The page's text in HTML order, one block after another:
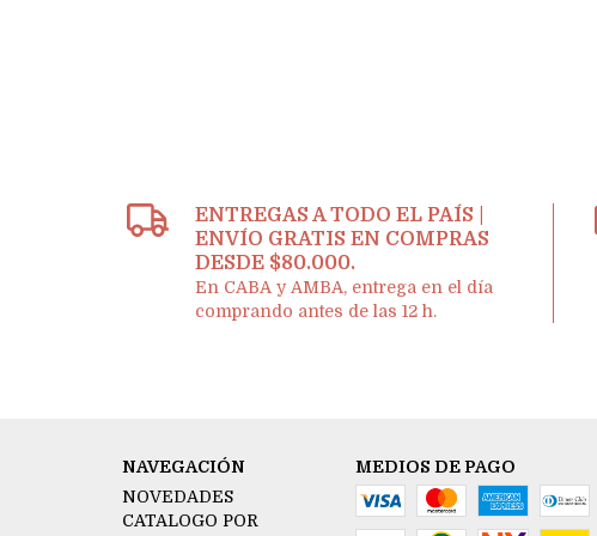
ENTREGAS A TODO EL PAÍS |
ENVÍO GRATIS EN COMPRAS
DESDE $80.000.
En CABA y AMBA, entrega en el día
comprando antes de las 12 h.
NAVEGACIÓN
NOVEDADES
CATALOGO POR
MEDIOS DE PAGO